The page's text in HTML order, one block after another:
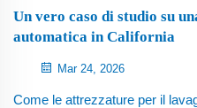
Un vero caso di studio su
automatica in California
Mar 24, 2026
Come le attrezzature per il